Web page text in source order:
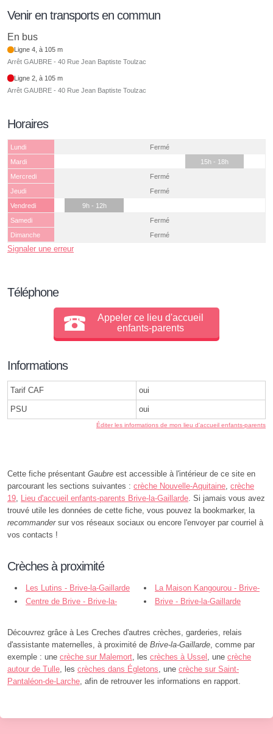
Venir en transports en commun
En bus
Ligne 4, à 105 m
Arrêt GAUBRE - 40 Rue Jean Baptiste Toulzac
Ligne 2, à 105 m
Arrêt GAUBRE - 40 Rue Jean Baptiste Toulzac
Horaires
Lundi
Fermé
Mardi
15h - 18h
Mercredi
Fermé
Jeudi
Fermé
Vendredi
9h - 12h
Samedi
Fermé
Dimanche
Fermé
Signaler une erreur
Téléphone
Appeler ce lieu d'accueil
enfants-parents
Informations
Tarif CAF oui
PSU oui
Éditer les informations de mon lieu d'accueil enfants-parents
Cette fiche présentant Gaubre est accessible à l'intérieur de ce site en
parcourant les sections suivantes : crèche Nouvelle-Aquitaine crèche
19
Lieu d'accueil enfants-parents Brive-la-Gaillarde . Si jamais vous avez
trouvé utile les données de cette fiche, vous pouvez la bookmarker, la
recommandersur vos réseaux sociaux ou encore l'envoyer par courriel à
vos contacts !
Crèches à proximité
Les Lutins - Brive-la-Gaillarde
La Maison Kangourou - Brive-
la-Gaillarde
Centre de Brive - Brive-la-
Brive - Brive-la-Gaillarde
Découvrez grâce à Les Creches d'autres crèches, garderies, relais
d'assistante maternelles, à proximité de Brive-la-Gaillarde , comme par
exemple : une crèche sur Malemort , les crèches à Ussel , une crèche
autour de Tulle , les crèches dans Égletons , une crèche sur Saint-
Pantaléon-de-Larche , afin de retrouver les informations en rapport.